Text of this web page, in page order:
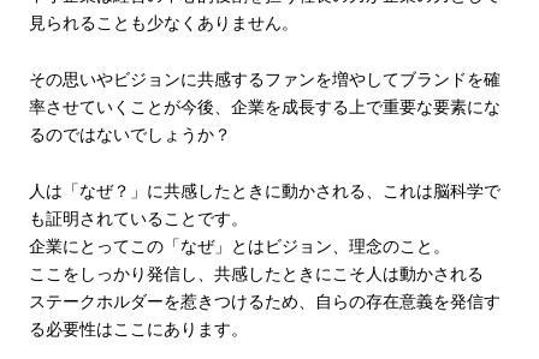
見られることも少なくありません。
その思いやビジョンに共感するファンを増やしてブランドを確
率させていくことが今後、企業を成長する上で重要な要素にな
るのではないでしょうか？
人は「なぜ？」に共感したときに動かされる、これは脳科学で
も証明されていることです。
企業にとってこの「なぜ」とはビジョン、理念のこと。
ここをしっかり発信し、共感したときにこそ人は動かされる
ステークホルダーを惹きつけるため、自らの存在意義を発信す
る必要性はここにあります。